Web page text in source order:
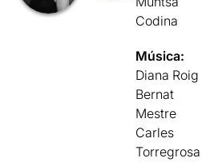
Codina
Música:
Diana Roig
Bernat
Mestre
Carles
Torregrosa